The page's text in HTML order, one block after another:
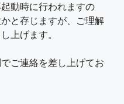
動時に行われますの
と存じますが、ご理解
上げます。
ご連絡を差し上げてお